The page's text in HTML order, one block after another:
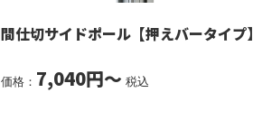
間仕切サイドポール【押えバータイプ】
価格： 7,040円～ 税込